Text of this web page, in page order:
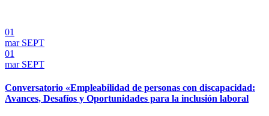
01
mar SEPT
01
mar SEPT
Conversatorio «Empleabilidad de personas con discapacidad:
Avances, Desafíos y Oportunidades para la inclusión laboral